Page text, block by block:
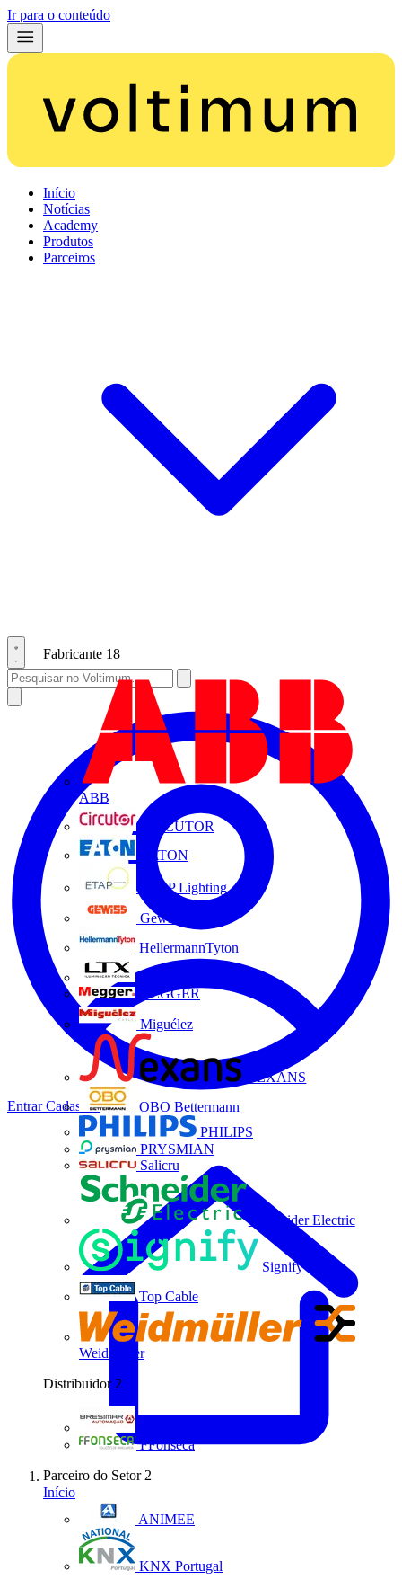
Ir para o conteúdo
Início
Notícias
Academy
Produtos
Parceiros
Fabricante 18
ABB
CIRCUTOR
EATON
ETAP Lighting
Gewiss
HellermannTyton
MEGGER
Miguélez
NEXANS
OBO Bettermann
PHILIPS
PRYSMIAN
Salicru
Schneider Electric
Signify
Top Cable
Weidmüller
Distribuidor 2
FFonseca
Parceiro do Setor 2
ANIMEE
KNX Portugal
EntrarCadastrar
Início